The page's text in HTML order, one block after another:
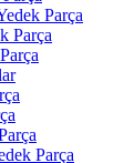
Parça
Parça
Parça